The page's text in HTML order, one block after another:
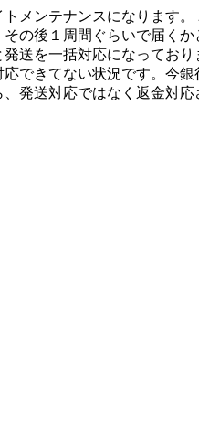
メンテナンスになります
の後１周間ぐらいで届く
発送を一括対応になってお
応できてない状況です。今
発送対応ではなく返金対応